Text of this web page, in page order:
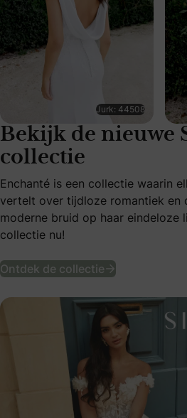
Jurk: 44508
Bekijk de nieuwe
collectie
Enchanté is een collectie waarin
vertelt over tijdloze romantiek en
moderne bruid op haar eindeloze
collectie nu!
Ontdek de collectie Bekijk de